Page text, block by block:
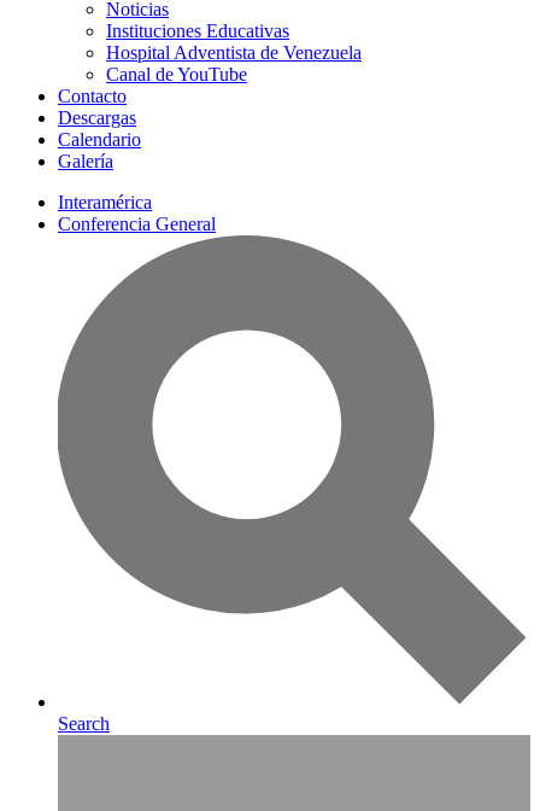
Noticias
Instituciones Educativas
Hospital Adventista de Venezuela
Canal de YouTube
Contacto
Descargas
Calendario
Galería
Interamérica
Conferencia General
Search